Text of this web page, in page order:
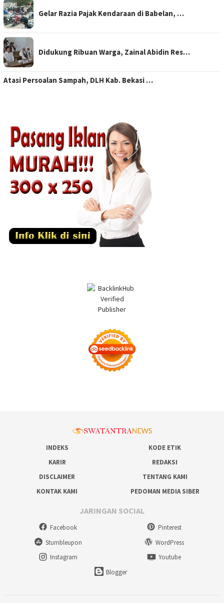
Gelar Razia Pajak Kendaraan di Babelan, …
Didukung Ribuan Warga, Zainal Abidin Res…
Atasi Persoalan Sampah, DLH Kab. Bekasi …
INDEKS
KODE ETIK
KARIR
REDAKSI
DISCLAIMER
TENTANG KAMI
KONTAK KAMI
PEDOMAN MEDIA SIBER
JARINGAN SOCIAL
Facebook
Pinterest
Stumbleupon
WordPress
Instagram
Youtube
Blogger